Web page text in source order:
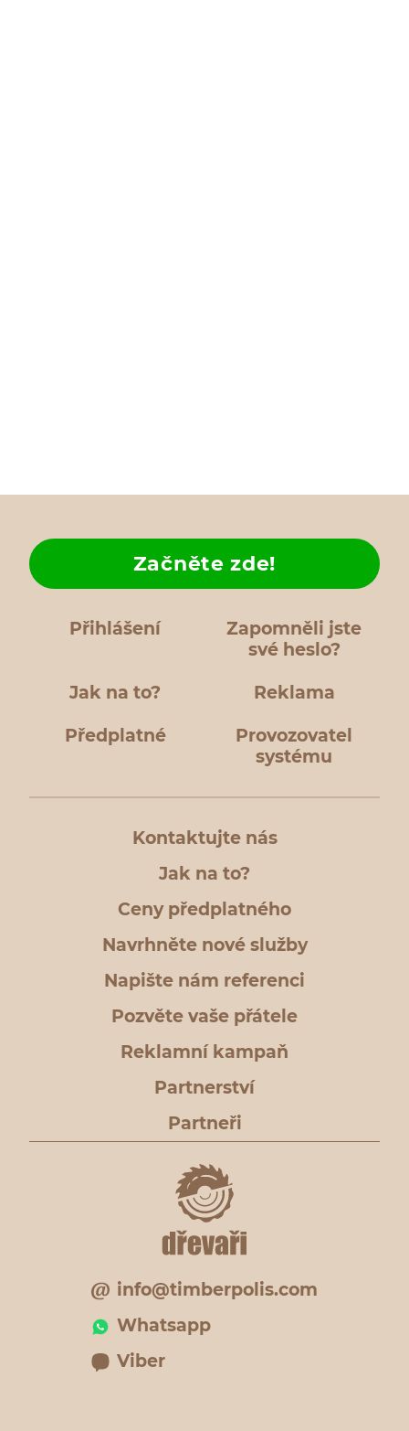
Přihlášení
Zapomněli jste
své heslo?
Jak na to?
Začněte zde!
Reklama
Předplatné
Provozovatel
systému
Kontaktujte nás
Jak na to?
Ceny předplatného
Navrhněte nové služby
Napište nám referenci
Pozvěte vaše přátele
Reklamní kampaň
Partnerství
Partneři
info@timberpolis.com
Whatsapp
Viber